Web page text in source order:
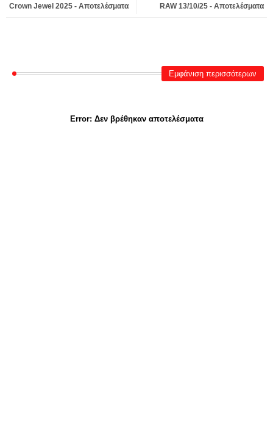
RAW 13/10/25 - Αποτελέσματα
Crown Jewel 2025 - Αποτελέσματα
Εμφάνιση περισσότερων
Error: Δεν βρέθηκαν αποτελέσματα